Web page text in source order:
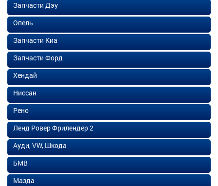
Запчасти Дэу
Опель
Запчасти Киа
Запчасти Форд
Хендай
Ниссан
Рено
Ленд Ровер Фрилендер 2
Ауди, VW, Шкода
БМВ
Мазда